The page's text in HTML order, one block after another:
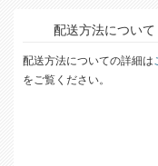
配送方法について
配送方法についての詳細は
をご覧ください。